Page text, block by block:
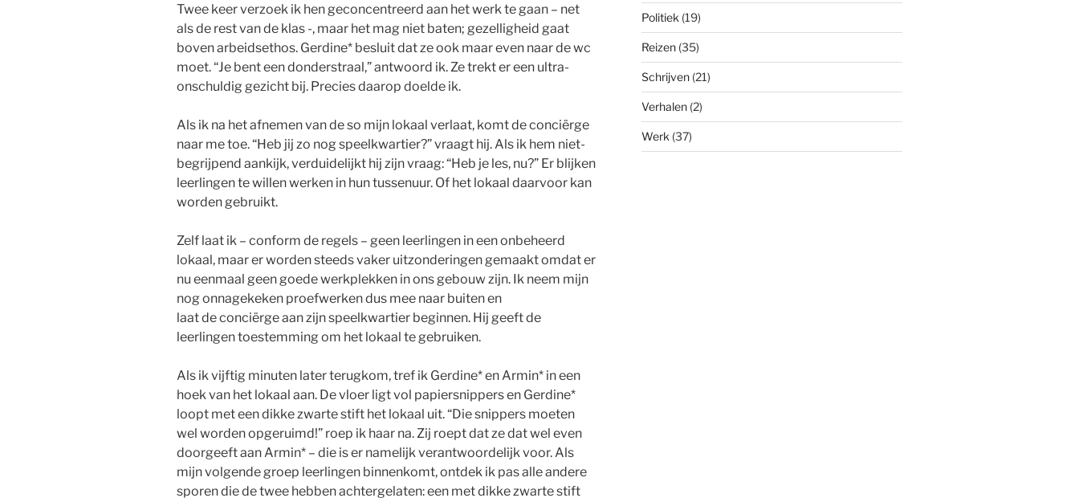
Twee keer verzoek ik hen geconcentreerd aan het werk te gaan – net
als de rest van de klas -, maar het mag niet baten; gezelligheid gaat
boven arbeidsethos. Gerdine* besluit dat ze ook maar even naar de wc
moet. “Je bent een donderstraal,” antwoord ik. Ze trekt er een ultra-
onschuldig gezicht bij. Precies daarop doelde ik.
Als ik na het afnemen van de so mijn lokaal verlaat, komt de conciërge
naar me toe. “Heb jij zo nog speelkwartier?” vraagt hij. Als ik hem niet-
begrijpend aankijk, verduidelijkt hij zijn vraag: “Heb je les, nu?” Er blijken
leerlingen te willen werken in hun tussenuur. Of het lokaal daarvoor kan
worden gebruikt.
Zelf laat ik – conform de regels – geen leerlingen in een onbeheerd
lokaal, maar er worden steeds vaker uitzonderingen gemaakt omdat er
nu eenmaal geen goede werkplekken in ons gebouw zijn. Ik neem mijn
nog onnagekeken proefwerken dus mee naar buiten en
laat de conciërge aan zijn speelkwartier beginnen. Hij geeft de
leerlingen toestemming om het lokaal te gebruiken.
Als ik vijftig minuten later terugkom, tref ik Gerdine* en Armin* in een
hoek van het lokaal aan. De vloer ligt vol papiersnippers en Gerdine*
loopt met een dikke zwarte stift het lokaal uit. “Die snippers moeten
wel worden opgeruimd!” roep ik haar na. Zij roept dat ze dat wel even
doorgeeft aan Armin* – die is er namelijk verantwoordelijk voor. Als
mijn volgende groep leerlingen binnenkomt, ontdek ik pas alle andere
sporen die de twee hebben achtergelaten: een met dikke zwarte stift
Politiek (19)
Reizen(35)
Schrijven(21)
Verhalen(2)
Werk (37)